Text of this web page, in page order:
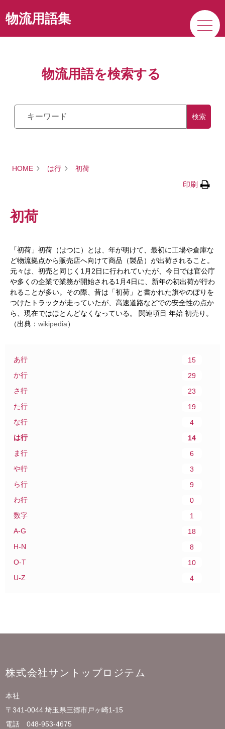
サービス
物流用語集
物流用語を検索する
検索
あ行
15
か行
29
さ行
23
た行
19
な行
4
は行
14
ま行
6
や行
3
ら行
9
わ行
0
数字
1
A-G
18
H-N
8
O-T
10
U-Z
4
HOME は行 初荷
印刷
初荷
「初荷」初荷（はつに）とは、年が明けて、最初に工場や倉庫な
ど物流拠点から販売店へ向けて商品（製品）が出荷されること。
元々は、初売と同じく1月2日に行われていたが、今日では官公庁
や多くの企業で業務が開始される1月4日に、新年の初出荷が行わ
れることが多い。その際、昔は「初荷」と書かれた旗やのぼりを
つけたトラックが走っていたが、高速道路などでの安全性の点か
ら、現在ではほとんどなくなっている。 関連項目 年始 初売り。
（出典： wikipedia）
株式会社サントップロジテム
本社
〒341-0044 埼玉県三郷市戸ヶ崎1-15
電話 048-953-4675